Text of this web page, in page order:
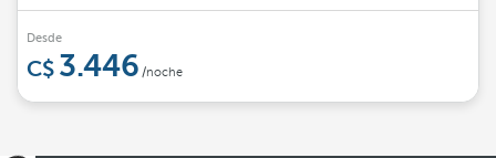
Desde
3.446 /noche